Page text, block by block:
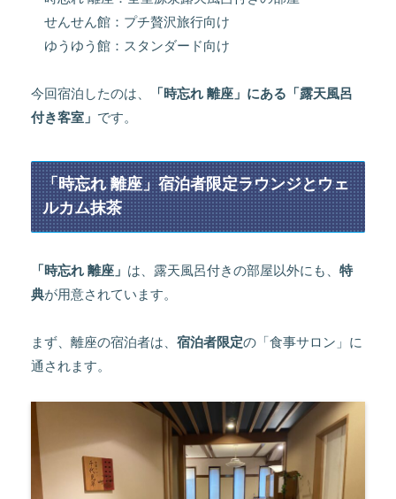
せんせん館：プチ贅沢旅行向け
ゆうゆう館：スタンダード向け
今回宿泊したのは、
「時忘れ 離座」にある「露天風呂
付き客室」 です。
「時忘れ 離座」宿泊者限定ラウンジとウェ
ルカム抹茶
「時忘れ 離座」 は、露天風呂付きの部屋以外にも、 特
典が用意されています。
まず、離座の宿泊者は、 宿泊者限定の「食事サロン」に
通されます。